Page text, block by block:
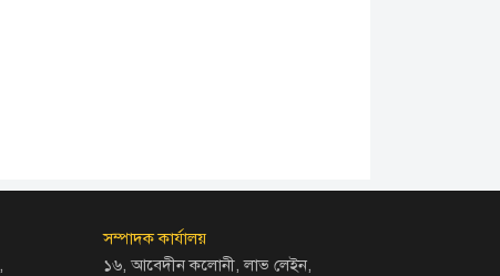
সম্পাদক কার্যালয়
১৬, আবেদীন কলোনী, লাভ লেইন,